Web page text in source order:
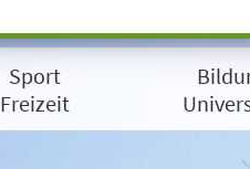
Sport
Freizeit